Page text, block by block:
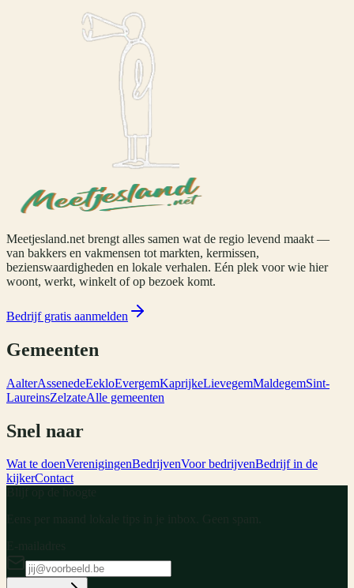
Meetjesland.net brengt alles samen wat de regio levend maakt —
van bakkers en vakmensen tot markten, kermissen,
bezienswaardigheden en lokale verhalen. Eén plek voor wie hier
woont, werkt, winkelt of op bezoek komt.
Bedrijf gratis aanmelden
Gemeenten
AalterAssenedeEekloEvergemKaprijkeLievegemMaldegemSint-
LaureinsZelzateAlle gemeenten
Snel naar
Wat te doenVerenigingenBedrijvenVoor bedrijvenBedrijf in de
kijkerContact